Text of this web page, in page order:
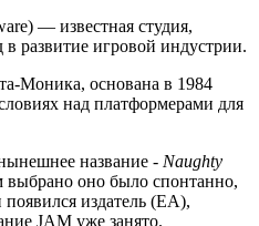
— известная студия,
в развитие игровой индустрии.
Моника, основана в 1984
над платформерами для
название - Naughty
оно было спонтанно,
издатель (EA),
JAM уже занято.